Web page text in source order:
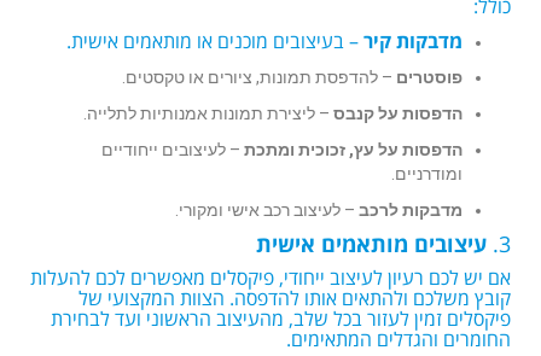
כולל:
מדבקות קיר – בעיצובים מוכנים או מותאמים אישית.
פוסטרים – להדפסת תמונות, ציורים או טקסטים.
הדפסות על קנבס – ליצירת תמונות אמנותיות לתלייה.
הדפסות על עץ, זכוכית ומתכת – לעיצובים ייחודיים
ומודרניים.
מדבקות לרכב – לעיצוב רכב אישי ומקורי.
3. עיצובים מותאמים אישית
אם יש לכם רעיון לעיצוב ייחודי, פיקסלים מאפשרים לכם להעלות
קובץ משלכם ולהתאים אותו להדפסה. הצוות המקצועי של
פיקסלים זמין לעזור בכל שלב, מהעיצוב הראשוני ועד לבחירת
החומרים והגדלים המתאימים.